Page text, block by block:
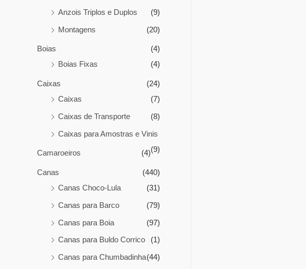
Anzois Triplos e Duplos
(9)
Montagens
(20)
Boias
(4)
Boias Fixas
(4)
Caixas
(24)
Caixas
(7)
Caixas de Transporte
(8)
Caixas para Amostras e Vinis
(9)
Camaroeiros (4)
Canas
(440)
Canas Choco-Lula
(31)
Canas para Barco
(79)
Canas para Boia
(97)
Canas para Buldo Corrico
(1)
Canas para Chumbadinha(44)